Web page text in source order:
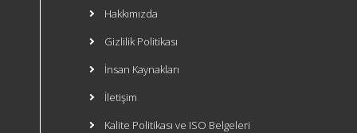
Hakkımızda
Gizlilik Politikası
İnsan Kaynakları
İletişim
Kalite Politikası ve ISO Belgeleri